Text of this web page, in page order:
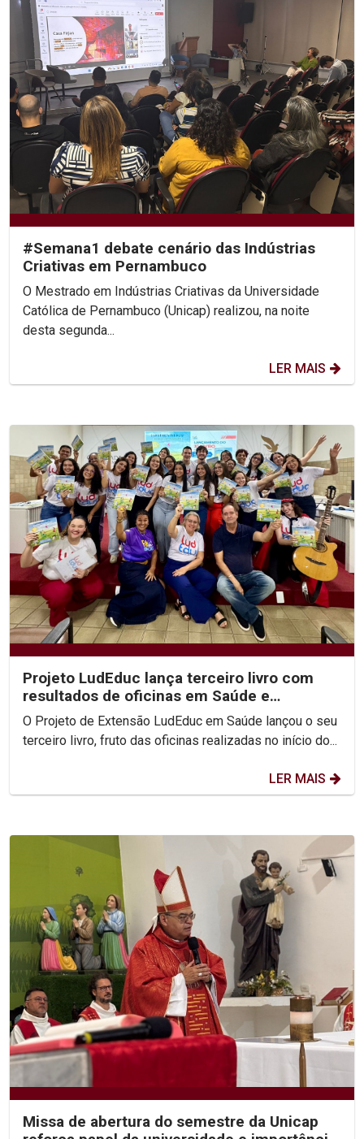
#Semana1 debate cenário das Indústrias
Criativas em Pernambuco
O Mestrado em Indústrias Criativas da Universidade
Católica de Pernambuco (Unicap) realizou, na noite
desta segunda...
LER MAIS
Projeto LudEduc lança terceiro livro com
resultados de oficinas em Saúde e
Educação
O Projeto de Extensão LudEduc em Saúde lançou o seu
terceiro livro, fruto das oficinas realizadas no início do...
LER MAIS
Missa de abertura do semestre da Unicap